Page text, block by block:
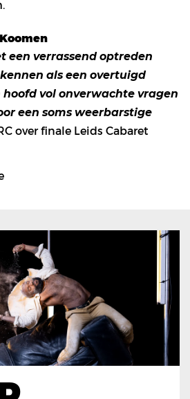
een verrassend optreden
als een overtuigd
vol onverwachte vragen
een soms weerbarstige
over finale Leids Cabaret